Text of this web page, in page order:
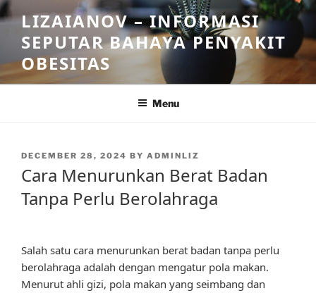
Skip
to
content
LIZAIANOV – INFORMASI
SEPUTAR BAHAYA PENYAKIT
OBESITAS
Menu
POSTED
DECEMBER 28, 2024 BY ADMINLIZ
Cara Menurunkan Berat Badan
Tanpa Perlu Berolahraga
Salah satu cara menurunkan berat badan tanpa perlu
berolahraga adalah dengan mengatur pola makan.
Menurut ahli gizi, pola makan yang seimbang dan